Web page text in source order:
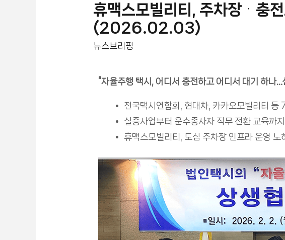
휴맥스모빌리티, 주차장ᆞ충
(2026.02.03)
뉴스브리핑
“자율주행 택시, 어디서 충전하고 어디서 대기 하나
전국택시연합회, 현대차, 카카오모빌리티
실증사업부터 운수종사자 직무 전환 교육까
휴맥스모빌리티, 도심 주차장 인프라 운영 노